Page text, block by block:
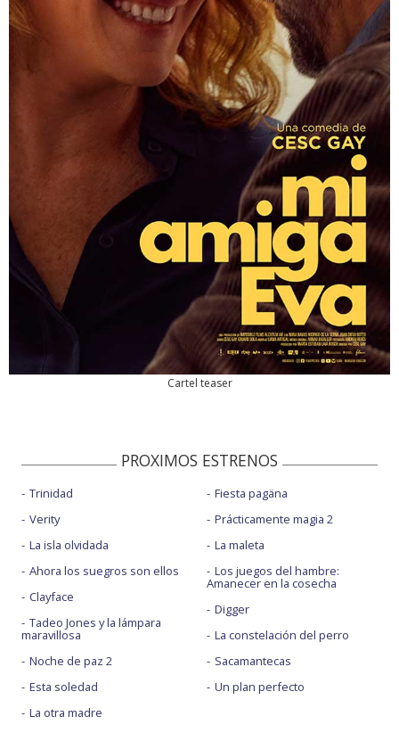
Cartel teaser
PROXIMOS ESTRENOS
Trinidad
Verity
La isla olvidada
Ahora los suegros son ellos
Clayface
Tadeo Jones y la lámpara
maravillosa
Noche de paz 2
Esta soledad
La otra madre
Fiesta pagäna
Prácticamente magia 2
La maleta
Los juegos del hambre:
Amanecer en la cosecha
Digger
La constelación del perro
Sacamantecas
Un plan perfecto